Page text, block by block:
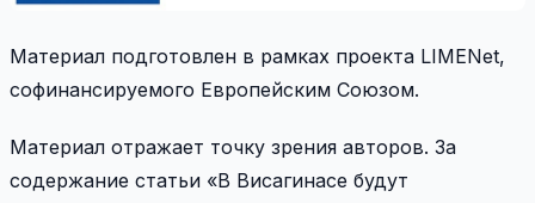
Материал подготовлен в рамках проекта LIMENet,
софинансируемого Европейским Союзом.
Материал отражает точку зрения авторов. За
содержание статьи «В Висагинасе будут